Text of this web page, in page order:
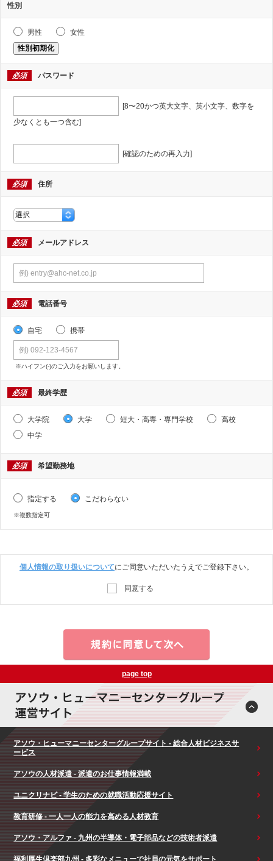
性別
男性
女性
性別初期化
必須 パスワード
[8〜20かつ英大文字、英小文字、数字を
少なくとも一つ含む]
[確認のための再入力]
必須 住所
必須 メールアドレス
必須 電話番号
自宅 携帯
※ハイフン(-)のご入力をお願いします。
必須 最終学歴
大学院 大学 短大・高専・専門学校
高校
中学
必須 希望勤務地
指定する こだわらない
※複数指定可
個人情報の取り扱いについてにご同意いただいたうえでご登録下さい。
同意する
page top
アソウ・ヒューマニーセンターグループサイト - 総合人材ビジネスサ
ービス
アソウの人材派遣 - 派遣のお仕事情報満載
ユニクリナビ - 学生のための就職活動応援サイト
教育研修 - 一人一人の能力を高める人材教育
アソウ・アルファ - 九州の半導体・電子部品などの技術者派遣
福利厚生倶楽部九州 - 多彩なメニューで社員の元気をサポート